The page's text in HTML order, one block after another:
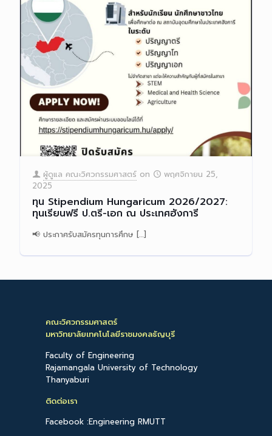
ผู้ดูแล คณะวิศวกรรมศาสตร์ on
พฤศจิกายน 25,
2025
ทุน Stipendium Hungaricum 2026/2027:
ทุนเรียนฟรี ป.ตรี-เอก ณ ประเทศฮังการี
📢 ประกาศรับสมัครทุนการศึกษ […]
คณะวิศวกรรมศาสตร์
มหาวิทยาลัยเทคโนโลยีราชมงคลธัญบุรี
Faculty of Engineering
Rajamangala University of Technology
Thanyaburi
ติดต่อเรา
Facebook :Engineering RMUTT